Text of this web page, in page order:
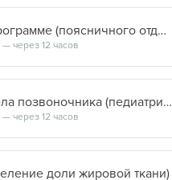
Остеоденситометрия по стандартной программе (поясничного отдела позвоночника, одного тазобедренного сустава)
через 12 часов
Остеоденситометрия поясничного отдела позвоночника (педиатрическая программа) с 5 лет
через 12 часов
доли жировой ткани)